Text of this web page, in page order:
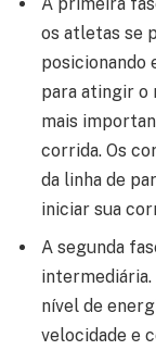
os atletas se
posicionando
para atingir o
mais
corrida. Os
da linha de
iniciar sua
A segunda
nível de
velocidade e